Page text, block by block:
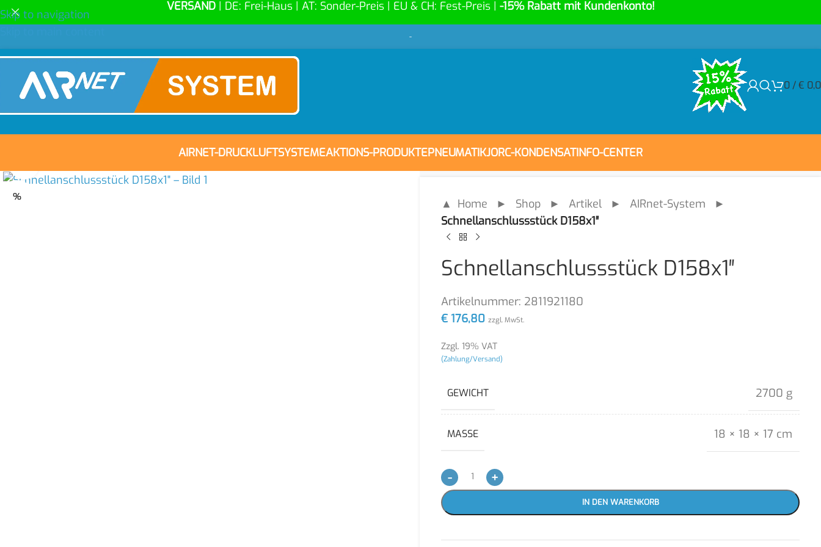
Skip to navigation
VERSAND | DE: Frei-Haus | AT: Sonder-Preis | EU & CH: Fest-Preis | -15% Rabatt mit Kundenkonto!
-
0 /€
AIRNET-DRUCKLUFTSYSTEMEAKTIONS-PRODUKTEPNEUMATIKJORC-KONDENSATINFO-CENTER
% ▲ Home ► Shop ► Artikel ► AIRnet-System ►
Schnellanschlussstück D158x1″
Schnellanschlussstück D158x1″
Artikelnummer: 2811921180
€ 176,80 zzgl. MwSt.
Zzgl. 19% VAT
(Zahlung/Versand)
GEWICHT 2700 g
MASSE 18 × 18 × 17 cm
- +
IN DEN WARENKORB